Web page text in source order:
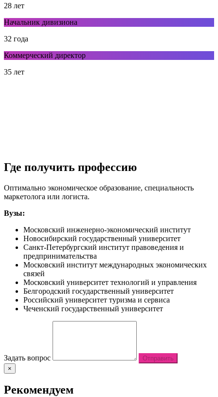
28 лет
Начальник дивизиона
32 года
Коммерческий директор
35 лет
Где получить профессию
Оптимально экономическое образование, специальность
маркетолога или логиста.
Вузы:
Московский инженерно-экономический институт
Новосибирский государственный университет
Санкт-Петербургский институт правоведения и
предпринимательства
Московский институт международных экономических
связей
Московский университет технологий и управления
Белгородский государственный университет
Российский университет туризма и сервиса
Чеченский государственный университет
Задать вопрос
Отправить
×
Рекомендуем